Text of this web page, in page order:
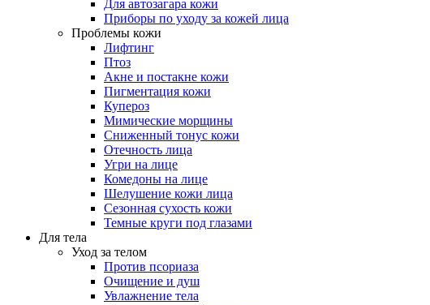
Для автозагара кожи
Приборы по уходу за кожей лица
Проблемы кожи
Лифтинг
Птоз
Акне и постакне кожи
Пигментация кожи
Купероз
Мимические морщины
Сниженный тонус кожи
Отечность лица
Угри на лице
Комедоны на лице
Шелушение кожи лица
Сезонная сухость кожи
Темные круги под глазами
Для тела
Уход за телом
Против псориаза
Очищение и душ
Увлажнение тела